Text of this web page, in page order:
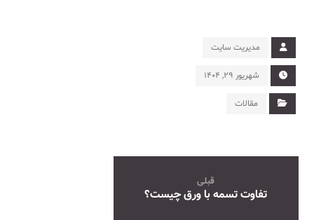
مدیریت سایت
شهریور ۲۹, ۱۴۰۴
مقالات
قبلی
تفاوت تسمه با ورق چیست؟